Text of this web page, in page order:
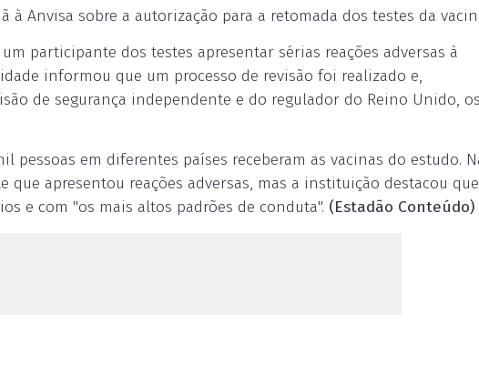
Anvisa sobre a autorização para a retomada dos testes da
participante dos testes apresentar sérias reações adversas à
informou que um processo de revisão foi realizado e,
de segurança independente e do regulador do Reino Unido, os
pessoas em diferentes países receberam as vacinas do estudo.
apresentou reações adversas, mas a instituição destacou que
e com "os mais altos padrões de conduta". (Estadão Conteúdo)